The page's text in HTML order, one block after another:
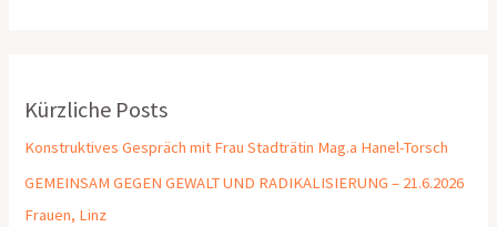
Kürzliche Posts
Konstruktives Gespräch mit Frau Stadträtin Mag.a Hanel-Torsch
GEMEINSAM GEGEN GEWALT UND RADIKALISIERUNG – 21.6.2026
Frauen, Linz